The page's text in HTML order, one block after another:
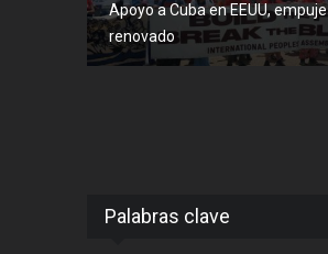
Apoyo a Cuba en EEUU, empuje
renovado
Palabras clave